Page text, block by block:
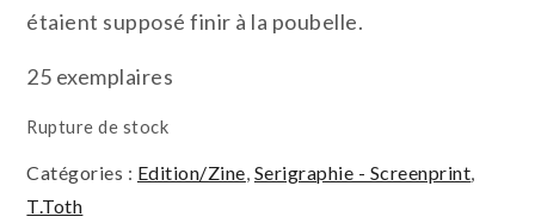
étaient supposé finir à la poubelle.
25 exemplaires
Rupture de stock
Catégories : Edition/Zine, Serigraphie - Screenprint,
T.Toth